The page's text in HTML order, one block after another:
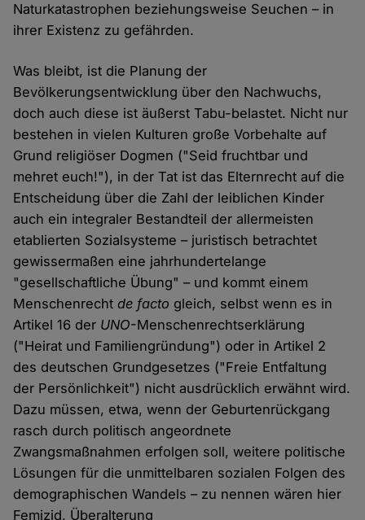
Naturkatastrophen beziehungsweise Seuchen – in
ihrer Existenz zu gefährden.
Was bleibt, ist die Planung der
Bevölkerungsentwicklung über den Nachwuchs,
doch auch diese ist äußerst Tabu-belastet. Nicht nur
bestehen in vielen Kulturen große Vorbehalte auf
Grund religiöser Dogmen ("Seid fruchtbar und
mehret euch!"), in der Tat ist das Elternrecht auf die
Entscheidung über die Zahl der leiblichen Kinder
auch ein integraler Bestandteil der allermeisten
etablierten Sozialsysteme – juristisch betrachtet
gewissermaßen eine jahrhundertelange
"gesellschaftliche Übung" – und kommt einem
Menschenrechtde facto gleich, selbst wenn es in
Artikel 16 der UNO-Menschenrechtserklärung
("Heirat und Familiengründung") oder in Artikel 2
des deutschen Grundgesetzes ("Freie Entfaltung
der Persönlichkeit") nicht ausdrücklich erwähnt wird.
Dazu müssen, etwa, wenn der Geburtenrückgang
rasch durch politisch angeordnete
Zwangsmaßnahmen erfolgen soll, weitere politische
Lösungen für die unmittelbaren sozialen Folgen des
demographischen Wandels – zu nennen wären hier
Femizid, Überalterung